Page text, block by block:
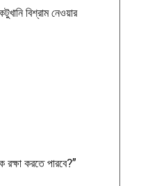
বিশ্রাম নেওয়ার
করতে পারবে?”